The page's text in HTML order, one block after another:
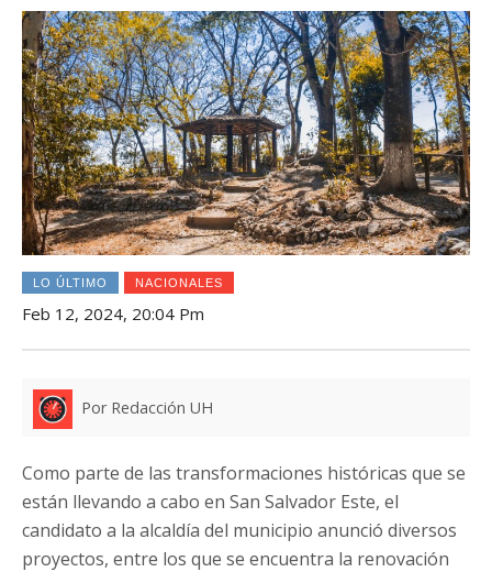
LO ÚLTIMO NACIONALES
Feb 12, 2024, 20:04 Pm
Por Redacción UH
Como parte de las transformaciones históricas que se
están llevando a cabo en San Salvador Este, el
candidato a la alcaldía del municipio anunció diversos
proyectos, entre los que se encuentra la renovación